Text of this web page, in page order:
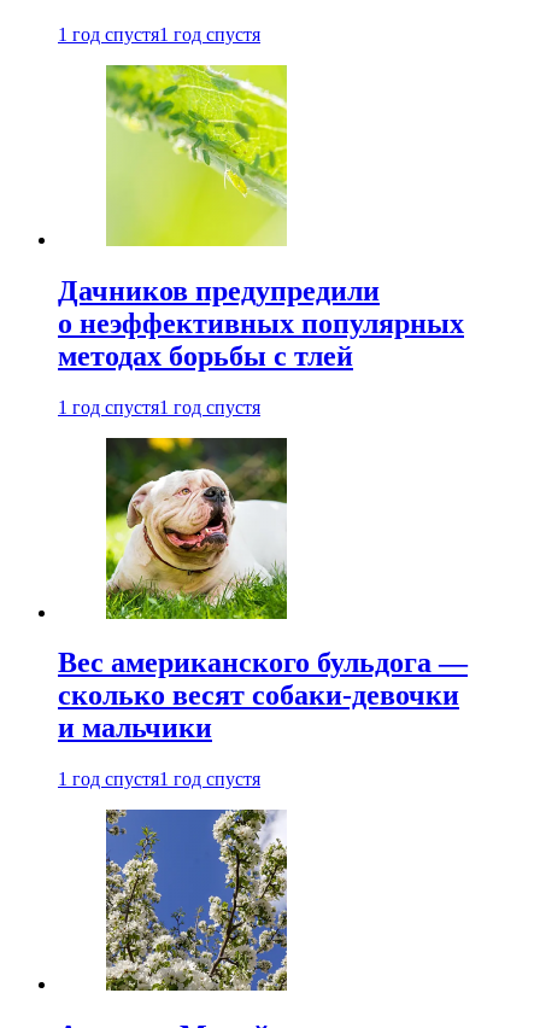
1 год спустя1 год спустя
Дачников предупредили
о неэффективных популярных
методах борьбы с тлей
1 год спустя1 год спустя
Вес американского бульдога —
сколько весят собаки-девочки
и мальчики
1 год спустя1 год спустя